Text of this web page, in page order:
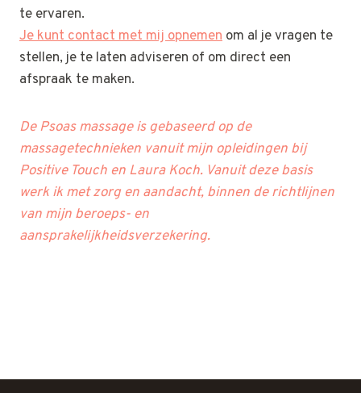
te ervaren.
Je kunt contact met mij opnemen om al je vragen te
stellen, je te laten adviseren of om direct een
afspraak te maken.
De Psoas massage is gebaseerd op de
massagetechnieken vanuit mijn opleidingen bij
Positive Touch en Laura Koch. Vanuit deze basis
werk ik met zorg en aandacht, binnen de richtlijnen
van mijn beroeps- en
aansprakelijkheidsverzekering.